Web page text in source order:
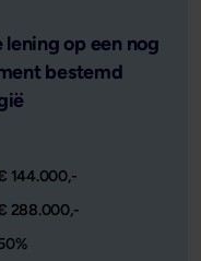
op een nog
bestemd
144.000,-
288.000,-
tegen de waarde van